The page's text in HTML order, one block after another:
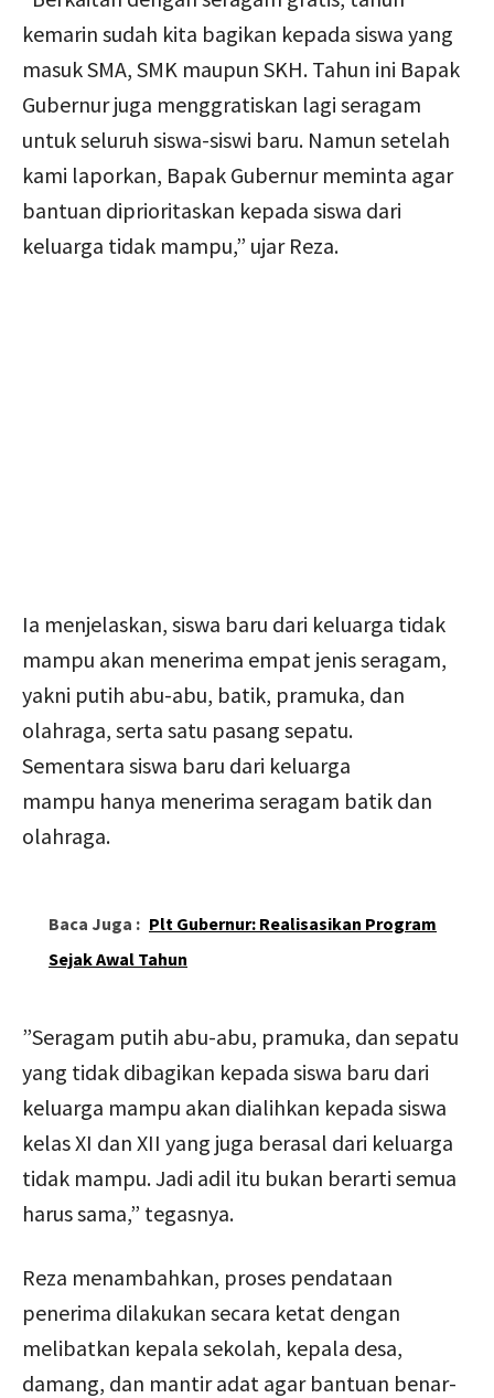
kemarin sudah kita bagikan kepada siswa yang
masuk SMA, SMK maupun SKH. Tahun ini Bapak
Gubernur juga menggratiskan lagi seragam
untuk seluruh siswa-siswi baru. Namun setelah
kami laporkan, Bapak Gubernur meminta agar
bantuan diprioritaskan kepada siswa dari
keluarga tidak mampu,” ujar Reza.
‎Ia menjelaskan, siswa baru dari keluarga tidak
mampu akan menerima empat jenis seragam,
yakni putih abu-abu, batik, pramuka, dan
olahraga, serta satu pasang sepatu.
Sementara siswa baru dari keluarga
mampu hanya menerima seragam batik dan
olahraga.
Baca Juga : Plt Gubernur: Realisasikan Program
Sejak Awal Tahun
‎”Seragam putih abu-abu, pramuka, dan sepatu
yang tidak dibagikan kepada siswa baru dari
keluarga mampu akan dialihkan kepada siswa
kelas XI dan XII yang juga berasal dari keluarga
tidak mampu. Jadi adil itu bukan berarti semua
harus sama,” tegasnya.
‎Reza menambahkan, proses pendataan
penerima dilakukan secara ketat dengan
melibatkan kepala sekolah, kepala desa,
damang, dan mantir adat agar bantuan benar-